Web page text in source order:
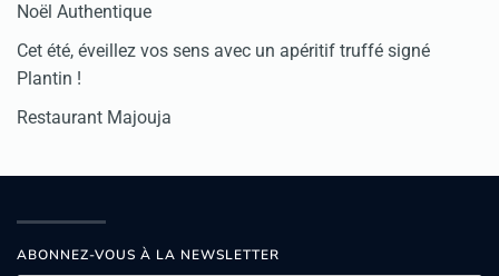
Noël Authentique
Cet été, éveillez vos sens avec un apéritif truffé signé
Plantin !
Restaurant Majouja
ABONNEZ-VOUS À LA NEWSLETTER